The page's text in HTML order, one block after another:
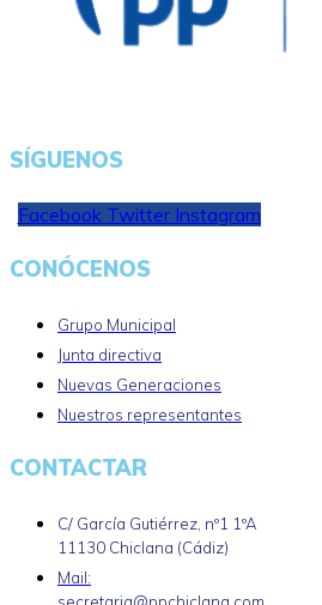
SÍGUENOS
Facebook Twitter Instagram
CONÓCENOS
Grupo Municipal
Junta directiva
Nuevas Generaciones
Nuestros representantes
CONTACTAR
C/ García Gutiérrez, nº1 1ºA
11130 Chiclana (Cádiz)
Mail: